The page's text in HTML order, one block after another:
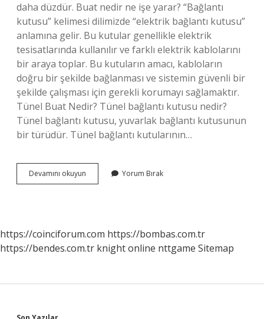
daha düzdür. Buat nedir ne işe yarar? “Bağlantı
kutusu” kelimesi dilimizde “elektrik bağlantı kutusu”
anlamına gelir. Bu kutular genellikle elektrik
tesisatlarında kullanılır ve farklı elektrik kablolarını
bir araya toplar. Bu kutuların amacı, kabloların
doğru bir şekilde bağlanması ve sistemin güvenli bir
şekilde çalışması için gerekli korumayı sağlamaktır.
Tünel Buat Nedir? Tünel bağlantı kutusu nedir?
Tünel bağlantı kutusu, yuvarlak bağlantı kutusunun
bir türüdür. Tünel bağlantı kutularının…
Devamını okuyun
Buat
Yorum Bırak
https://coinciforum.com https://bombas.com.tr
https://bendes.com.tr knight online nttgame Sitemap